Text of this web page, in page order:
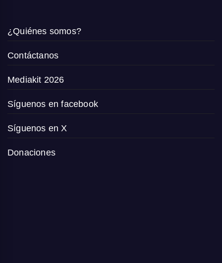
¿Quiénes somos?
Contáctanos
Mediakit 2026
Síguenos en facebook
Síguenos en X
Donaciones